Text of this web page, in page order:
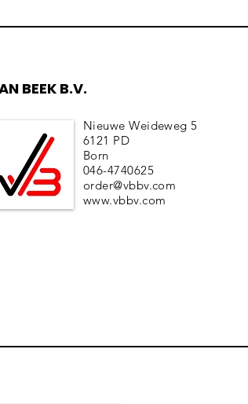
BEEK B.V.
Nieuwe Weideweg 5
6121 PD
Born
046-4740625
order@vbbv.com
www.vbbv.com